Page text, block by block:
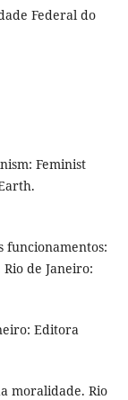
Federal do
Feminist
funcionamentos:
de Janeiro:
Editora
moralidade. Rio